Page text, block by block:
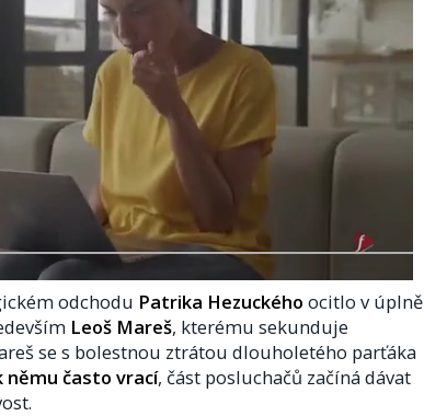
odchodu Patrika Hezuckého ocitlo v úplně
Leoš Mareš, kterému sekunduje
se s bolestnou ztrátou dlouholetého parťáka
němu často vrací, část posluchačů začíná dávat